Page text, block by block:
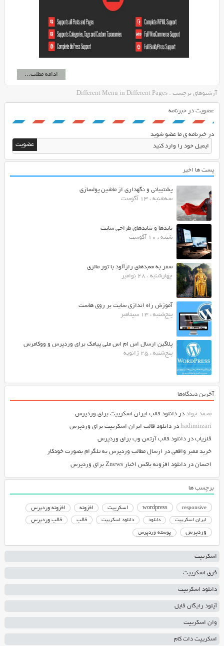
ادامه مطلب...
آرشیوهای برچسب : Different Menu in Different Pages
عضویت در خبرنامه
در خبرنامه ی ما عضو شوید
پست ها اخیر
پشتیبانی و نگهداری از ماشین پولسازی
سه‌شنبه ، 13 آگوست
بایدها و نبایدهای طراحی سایت
شنبه ، 10 آگوست
سفر به معبدهای رازآلود با تور مالزی
چهارشنبه ، 28 نوامبر
آموزش راه اندازی سایت بر روی هاست
پنج‌شنبه ، 13 سپتامبر
پلاگین ارسال اس ام اس ملی پیامک برای وردپرس و ووکامرس
پنج‌شنبه ، 25 ژانویه
آخرین دیدگاه‌ها
محمد جواددر دانلود قالب ایران اسکریپت برای وردپرس
hadimirzariدر دانلود قالب ایران اسکریپت برای وردپرس
فلزیابدر دانلود قالب آرتمن وب برای وردپرس
خرید ممبر واقعیدر ارسال مطالب وردپرس به تلگرام بصورت خودکار
احساندر دانلود افزونه باکس اخبار Znews برای وردپرس
برچسب ها
responsive
wordpress اسکریپت افزونه افزونه وردپرس
ایران اسکریپت دانلود دانلود اسکریپت قالب قالب وردپرس
وردپرس پوسته وردپرس
اسکریپت
فری اسکریپت
دانلود اسکریپت
آپلود رایگان فایل
وان اسکریپت
اسکریپت دات کام